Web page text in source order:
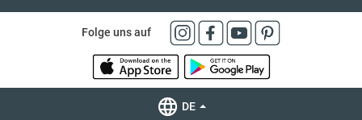
Folge uns auf
DE